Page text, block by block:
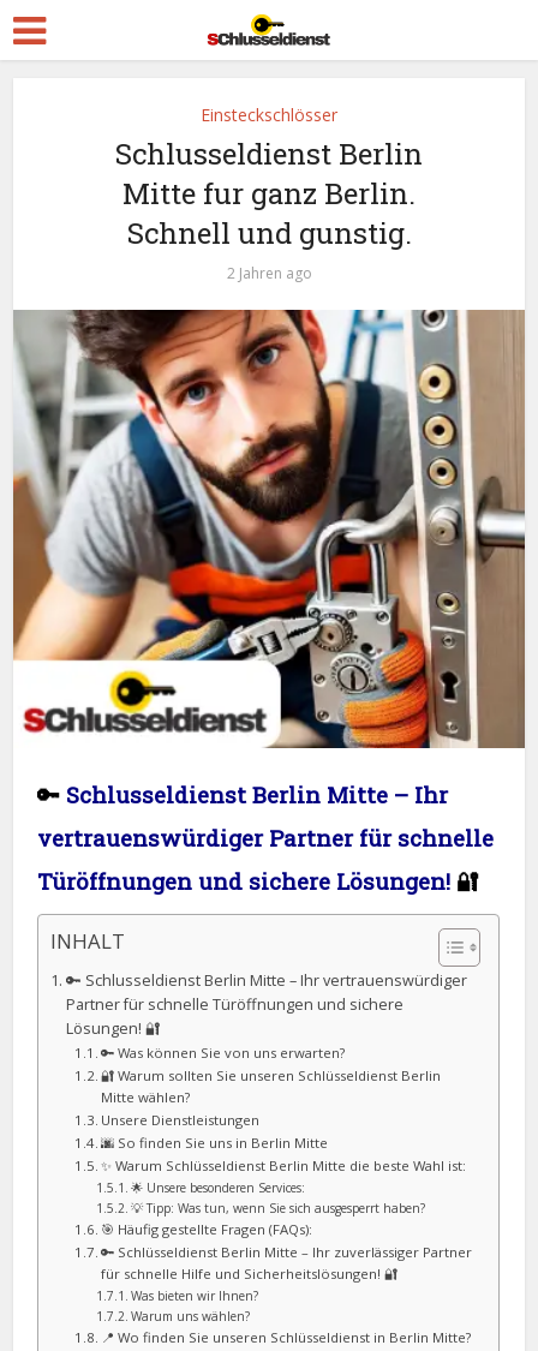
Einsteckschlösser
Schlusseldienst Berlin
Mitte fur ganz Berlin.
Schnell und gunstig.
2 Jahren ago
🔑 Schlusseldienst Berlin Mitte – Ihr
vertrauenswürdiger Partner für schnelle
Türöffnungen und sichere Lösungen! 🔐
INHALT
🔑 Schlusseldienst Berlin Mitte – Ihr vertrauenswürdiger
Partner für schnelle Türöffnungen und sichere
Lösungen! 🔐
🔑 Was können Sie von uns erwarten?
🔐 Warum sollten Sie unseren Schlüsseldienst Berlin
Mitte wählen?
Unsere Dienstleistungen
🌆 So finden Sie uns in Berlin Mitte
✨ Warum Schlüsseldienst Berlin Mitte die beste Wahl ist:
🌟 Unsere besonderen Services:
💡 Tipp: Was tun, wenn Sie sich ausgesperrt haben?
🎯 Häufig gestellte Fragen (FAQs):
🔑 Schlüsseldienst Berlin Mitte – Ihr zuverlässiger Partner
für schnelle Hilfe und Sicherheitslösungen! 🔐
Was bieten wir Ihnen?
Warum uns wählen?
📍 Wo finden Sie unseren Schlüsseldienst in Berlin Mitte?